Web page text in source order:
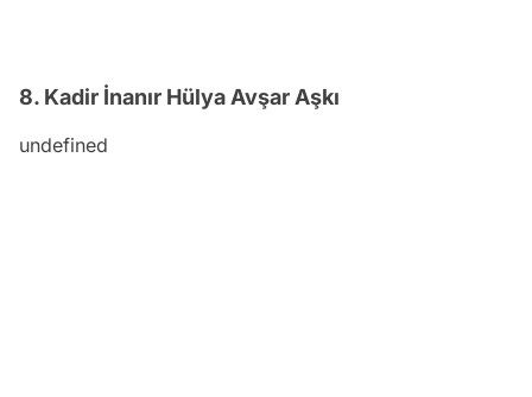
8. Kadir İnanır Hülya Avşar Aşkı
undefined